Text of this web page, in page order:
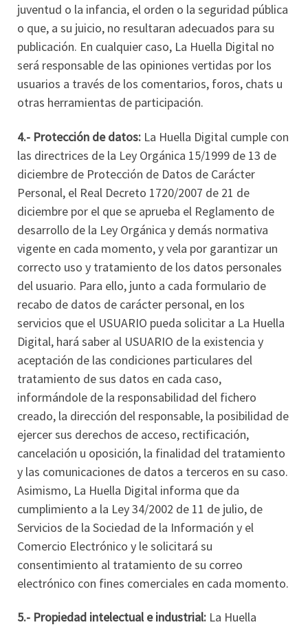
juventud o la infancia, el orden o la seguridad pública
o que, a su juicio, no resultaran adecuados para su
publicación. En cualquier caso, La Huella Digital no
será responsable de las opiniones vertidas por los
usuarios a través de los comentarios, foros, chats u
otras herramientas de participación.
4.- Protección de datos: La Huella Digital cumple con
las directrices de la Ley Orgánica 15/1999 de 13 de
diciembre de Protección de Datos de Carácter
Personal, el Real Decreto 1720/2007 de 21 de
diciembre por el que se aprueba el Reglamento de
desarrollo de la Ley Orgánica y demás normativa
vigente en cada momento, y vela por garantizar un
correcto uso y tratamiento de los datos personales
del usuario. Para ello, junto a cada formulario de
recabo de datos de carácter personal, en los
servicios que el USUARIO pueda solicitar a La Huella
Digital, hará saber al USUARIO de la existencia y
aceptación de las condiciones particulares del
tratamiento de sus datos en cada caso,
informándole de la responsabilidad del fichero
creado, la dirección del responsable, la posibilidad de
ejercer sus derechos de acceso, rectificación,
cancelación u oposición, la finalidad del tratamiento
y las comunicaciones de datos a terceros en su caso.
Asimismo, La Huella Digital informa que da
cumplimiento a la Ley 34/2002 de 11 de julio, de
Servicios de la Sociedad de la Información y el
Comercio Electrónico y le solicitará su
consentimiento al tratamiento de su correo
electrónico con fines comerciales en cada momento.
5.- Propiedad intelectual e industrial: La Huella